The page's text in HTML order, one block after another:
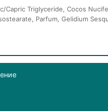
Triglyceride, Cocos
Parfum, Gelidium